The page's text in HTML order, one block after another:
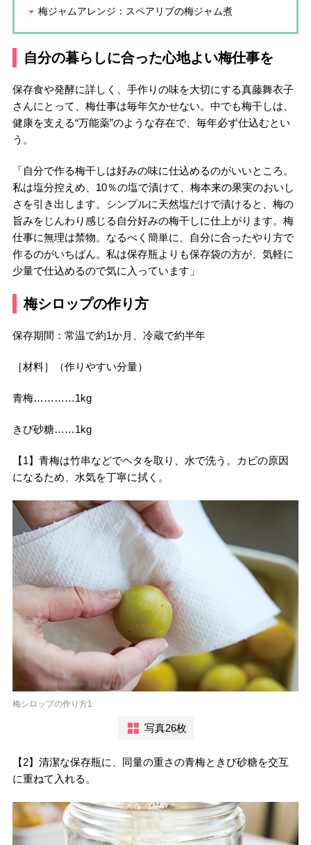
梅ジャムアレンジ：スペアリブの梅ジャム煮
自分の暮らしに合った心地よい梅仕事を
保存食や発酵に詳しく、手作りの味を大切にする真藤舞衣子
さんにとって、梅仕事は毎年欠かせない。中でも梅干しは、
健康を支える“万能薬”のような存在で、毎年必ず仕込むとい
う。
「自分で作る梅干しは好みの味に仕込めるのがいいところ。
私は塩分控えめ、10％の塩で漬けて、梅本来の果実のおいし
さを引き出します。シンプルに天然塩だけで漬けると、梅の
旨みをじんわり感じる自分好みの梅干しに仕上がります。梅
仕事に無理は禁物。なるべく簡単に、自分に合ったやり方で
作るのがいちばん。私は保存瓶よりも保存袋の方が、気軽に
少量で仕込めるので気に入っています」
梅シロップの作り方
保存期間：常温で約1か月、冷蔵で約半年
［材料］（作りやすい分量）
青梅…………1kg
きび砂糖……1kg
【1】青梅は竹串などでヘタを取り、水で洗う。カビの原因
になるため、水気を丁寧に拭く。
梅シロップの作り方1
写真26枚
【2】清潔な保存瓶に、同量の重さの青梅ときび砂糖を交互
に重ねて入れる。